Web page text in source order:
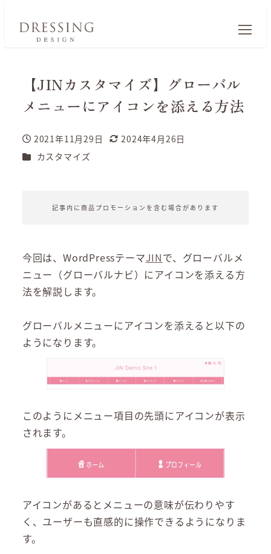
【JINカスタマイズ】グローバル
メニューにアイコンを添える方法
投稿日
2021年11月29日
更新日
2024年4月26日
カテゴリー
カスタマイズ
記事内に商品プロモーションを含む場合があります
今回は、WordPressテーマJINで、グローバルメ
ニュー（グローバルナビ）にアイコンを添える方
法を解説します。
グローバルメニューにアイコンを添えると以下の
ようになります。
このようにメニュー項目の先頭にアイコンが表示
されます。
アイコンがあるとメニューの意味が伝わりやす
く、ユーザーも直感的に操作できるようになりま
す。